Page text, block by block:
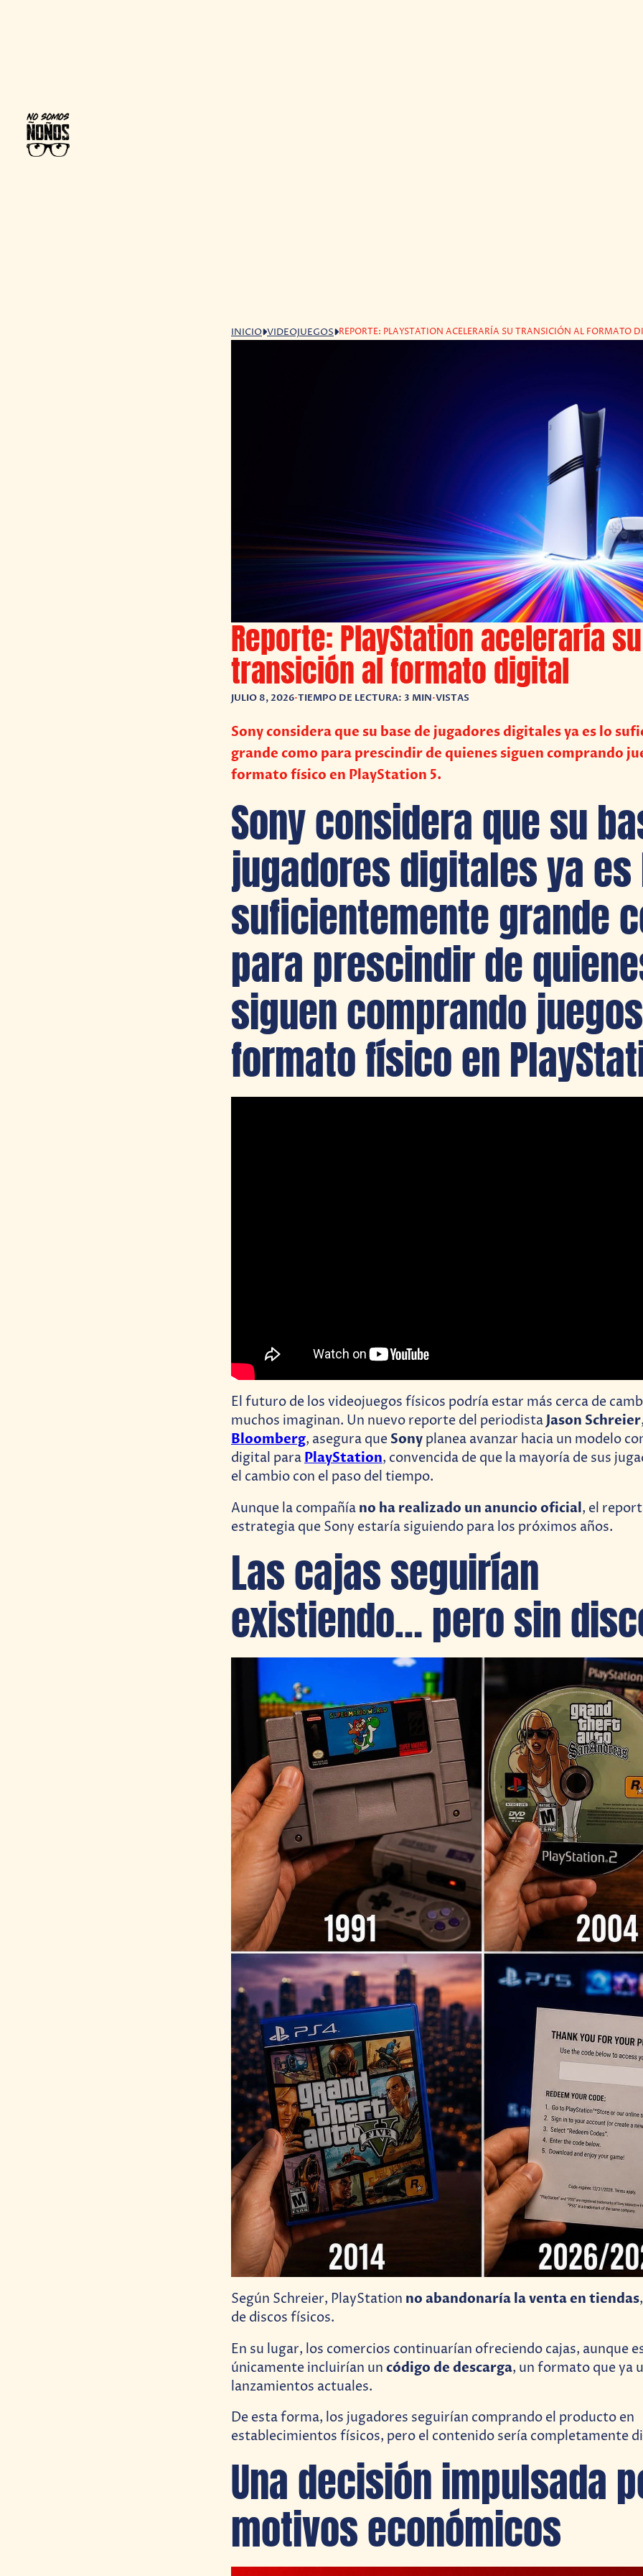
INICIO VIDEOJUEGOS REPORTE: PLAYSTATION ACELERARÍA SU TRANSICIÓN AL FORMATO
Reporte: PlayStation aceleraría su
transición al formato digital
JULIO 8, 2026•TIEMPO DE LECTURA: 3 MIN•VISTAS
Sony considera que su base de jugadores digitales ya es lo
grande como para prescindir de quienes siguen comprando
formato físico en PlayStation 5.
Sony considera que su
jugadores digitales ya
suficientemente grande
para prescindir de
siguen comprando
formato físico en
El futuro de los videojuegos físicos podría estar más cerca de
muchos imaginan. Un nuevo reporte del periodista Jason Schreier
Bloomberg, asegura que Sony planea avanzar hacia un modelo
digital para PlayStation, convencida de que la mayoría de sus
el cambio con el paso del tiempo.
Aunque la compañía no ha realizado un anuncio oficial, el
estrategia que Sony estaría siguiendo para los próximos años.
Las cajas seguirían
existiendo… pero sin
Según Schreier, PlayStation no abandonaría la venta en tiendas
de discos físicos.
En su lugar, los comercios continuarían ofreciendo cajas, aunque
únicamente incluirían un código de descarga, un formato que ya
lanzamientos actuales.
De esta forma, los jugadores seguirían comprando el producto en
establecimientos físicos, pero el contenido sería completamente
Una decisión impulsada
motivos económicos